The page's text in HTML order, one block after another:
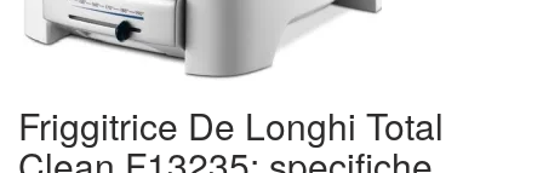
Friggitrice De Longhi Total